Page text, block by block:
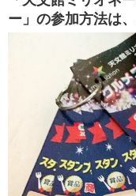
ー」の参加方法は